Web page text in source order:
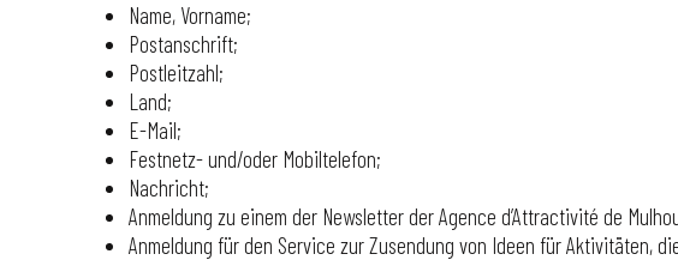
Name, Vorname;
Postanschrift;
Postleitzahl;
Land;
E-Mail;
Festnetz- und/oder Mobiltelefon;
Nachricht;
Anmeldung zu einem der Newsletter der Agence d’Attractivité de
Anmeldung für den Service zur Zusendung von Ideen für Aktivitäten,